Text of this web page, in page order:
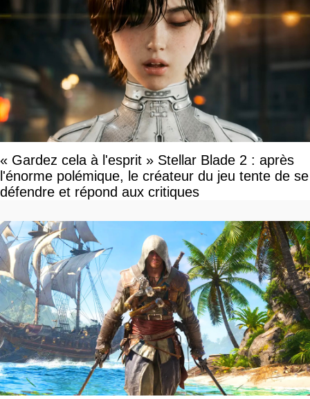
« Gardez cela à l'esprit » Stellar Blade 2 : après
l'énorme polémique, le créateur du jeu tente de se
défendre et répond aux critiques